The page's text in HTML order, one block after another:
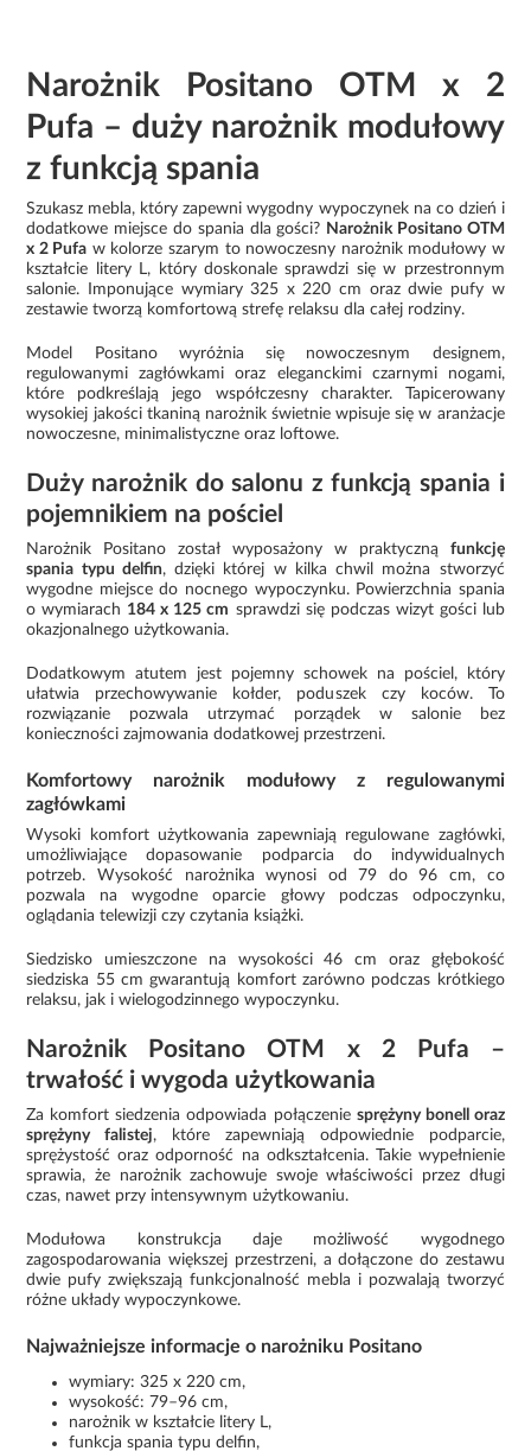
Narożnik Positano OTM x 2
Pufa – duży narożnik modułowy
z funkcją spania
Szukasz mebla, który zapewni wygodny wypoczynek na co dzień i
dodatkowe miejsce do spania dla gości? Narożnik Positano OTM
x 2 Pufa w kolorze szarym to nowoczesny narożnik modułowy w
kształcie litery L, który doskonale sprawdzi się w przestronnym
salonie. Imponujące wymiary 325 x 220 cm oraz dwie pufy w
zestawie tworzą komfortową strefę relaksu dla całej rodziny.
Model Positano wyróżnia się nowoczesnym designem,
regulowanymi zagłówkami oraz eleganckimi czarnymi nogami,
które podkreślają jego współczesny charakter. Tapicerowany
wysokiej jakości tkaniną narożnik świetnie wpisuje się w aranżacje
nowoczesne, minimalistyczne oraz loftowe.
Duży narożnik do salonu z funkcją spania i
pojemnikiem na pościel
Narożnik Positano został wyposażony w praktyczną funkcję
spania typu delfin, dzięki której w kilka chwil można stworzyć
wygodne miejsce do nocnego wypoczynku. Powierzchnia spania
o wymiarach 184 x 125 cm sprawdzi się podczas wizyt gości lub
okazjonalnego użytkowania.
Dodatkowym atutem jest pojemny schowek na pościel, który
ułatwia przechowywanie kołder, poduszek czy koców. To
rozwiązanie pozwala utrzymać porządek w salonie bez
konieczności zajmowania dodatkowej przestrzeni.
Komfortowy narożnik modułowy z regulowanymi
zagłówkami
Wysoki komfort użytkowania zapewniają regulowane zagłówki,
umożliwiające dopasowanie podparcia do indywidualnych
potrzeb. Wysokość narożnika wynosi od 79 do 96 cm, co
pozwala na wygodne oparcie głowy podczas odpoczynku,
oglądania telewizji czy czytania książki.
Siedzisko umieszczone na wysokości 46 cm oraz głębokość
siedziska 55 cm gwarantują komfort zarówno podczas krótkiego
relaksu, jak i wielogodzinnego wypoczynku.
Narożnik Positano OTM x 2 Pufa –
trwałość i wygoda użytkowania
Za komfort siedzenia odpowiada połączenie sprężyny bonell oraz
sprężyny falistej, które zapewniają odpowiednie podparcie,
sprężystość oraz odporność na odkształcenia. Takie wypełnienie
sprawia, że narożnik zachowuje swoje właściwości przez długi
czas, nawet przy intensywnym użytkowaniu.
Modułowa konstrukcja daje możliwość wygodnego
zagospodarowania większej przestrzeni, a dołączone do zestawu
dwie pufy zwiększają funkcjonalność mebla i pozwalają tworzyć
różne układy wypoczynkowe.
Najważniejsze informacje o narożniku Positano
wymiary: 325 x 220 cm,
wysokość: 79–96 cm,
narożnik w kształcie litery L,
funkcja spania typu delfin,